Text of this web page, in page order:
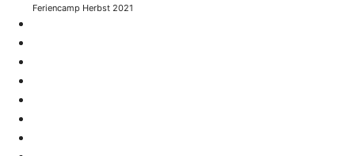
Feriencamp Herbst 2021